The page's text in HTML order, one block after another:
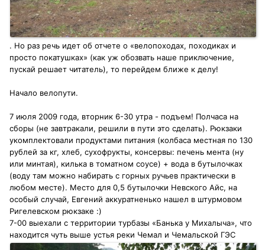
. Но раз речь идет об отчете о «велопоходах, походиках и
просто покатушках» (как уж обозвать наше приключение,
пускай решает читатель), то перейдем ближе к делу!
Начало велопути.
7 июля 2009 года, вторник 6-30 утра - подъем! Полчаса на
сборы (не завтракали, решили в пути это сделать). Рюкзаки
укомплектовали продуктами питания (колбаса местная по 130
рублей за кг, хлеб, сухофрукты, консервы: печень мента (ну
или минтая), килька в томатном соусе) + вода в бутылочках
(воду там можно набирать с горных ручьев практически в
любом месте). Место для 0,5 бутылочки Невского Айс, на
особый случай, Евгений аккуратненько нашел в штурмовом
Ригелевском рюкзаке :)
7-00 выехали с территории турбазы «Банька у Михалыча», что
находится чуть выше устья реки Чемал и Чемальской ГЭС